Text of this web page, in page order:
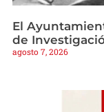
El
de
agosto 7, 2026